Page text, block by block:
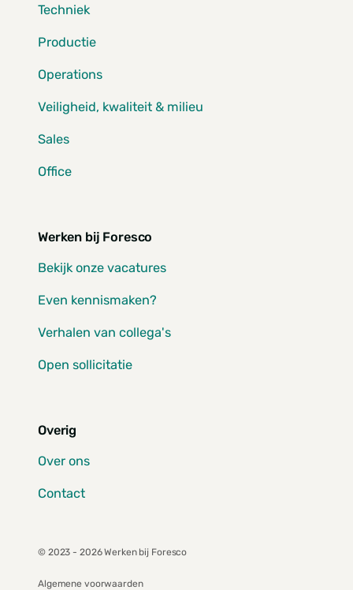
Techniek
Productie
Operations
Veiligheid, kwaliteit & milieu
Sales
Office
Werken bij Foresco
Bekijk onze vacatures
Even kennismaken?
Verhalen van collega's
Open sollicitatie
Overig
Over ons
Contact
© 2023 - 2026 Werken bij Foresco
Algemene voorwaarden